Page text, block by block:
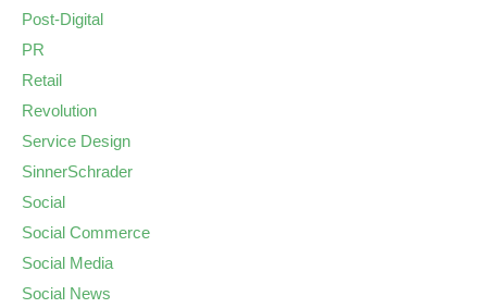
Post-Digital
PR
Retail
Revolution
Service Design
SinnerSchrader
Social
Social Commerce
Social Media
Social News